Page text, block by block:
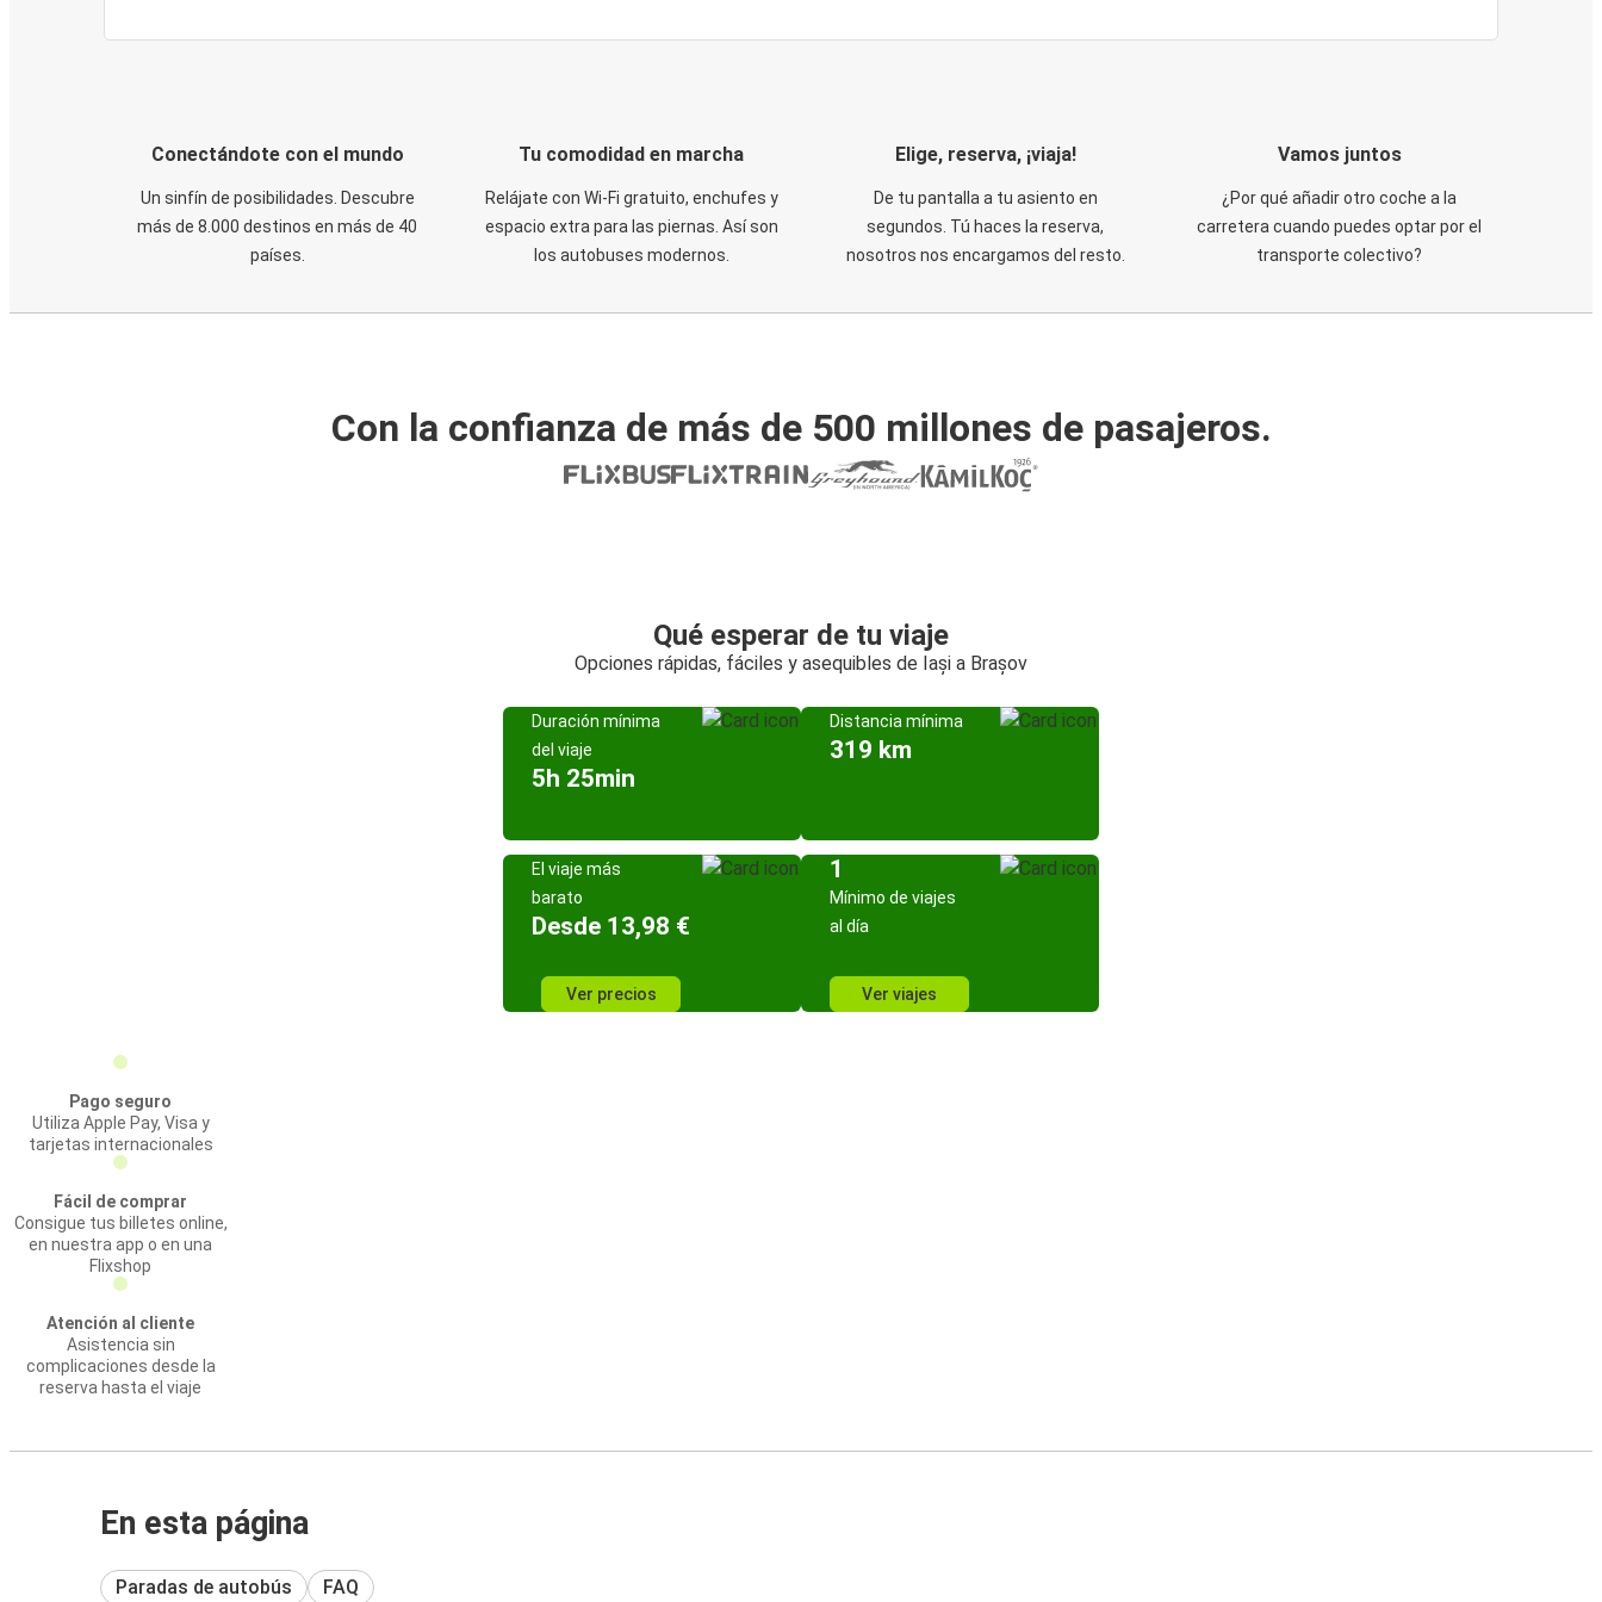
Conectándote con el mundo
Un sinfín de posibilidades. Descubre
más de 8.000 destinos en más de 40
países.
Tu comodidad en marcha
Relájate con Wi-Fi gratuito, enchufes y
espacio extra para las piernas. Así son
los autobuses modernos.
Elige, reserva, ¡viaja!
De tu pantalla a tu asiento en
segundos. Tú haces la reserva,
nosotros nos encargamos del resto.
Vamos juntos
¿Por qué añadir otro coche a la
carretera cuando puedes optar por el
transporte colectivo?
Con la confianza de más de 500 millones de pasajeros.
Qué esperar de tu viaje
Opciones rápidas, fáciles y asequibles de Iași a Brașov
Duración mínima
del viaje
5h 25min
Distancia mínima
319 km
El viaje más
barato
Desde 13,98 €
Ver precios
1
Mínimo de viajes
al día
Ver viajes
Pago seguro
Utiliza Apple Pay, Visa y
tarjetas internacionales
Fácil de comprar
Consigue tus billetes online,
en nuestra app o en una
Flixshop
Atención al cliente
Asistencia sin
complicaciones desde la
reserva hasta el viaje
En esta página
Paradas de autobús FAQ